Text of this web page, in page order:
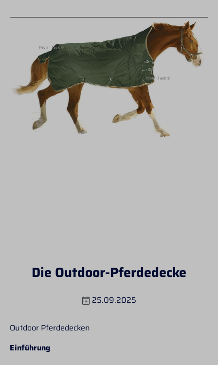
Die Outdoor-Pferdedecke
25.09.2025
Outdoor Pferdedecken
Einführung